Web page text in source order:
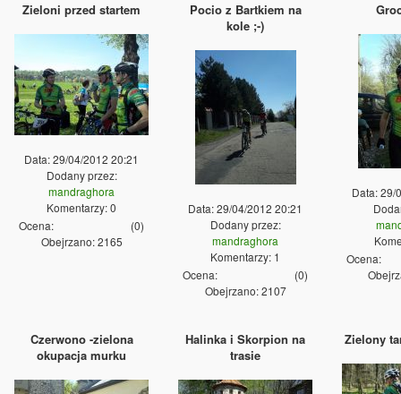
Zieloni przed startem
Data: 29/04/2012 20:21
Dodany przez:
mandraghora
Komentarzy: 0
Ocena:
(0)
Obejrzano: 2165
Pocio z Bartkiem na
kole ;-)
Data: 29/04/2012 20:21
Dodany przez:
mandraghora
Komentarzy: 1
Ocena:
(0)
Obejrzano: 2107
Data: 29/
Ocena:
Czerwono -zielona
okupacja murku
Halinka i Skorpion na
trasie
Zielony